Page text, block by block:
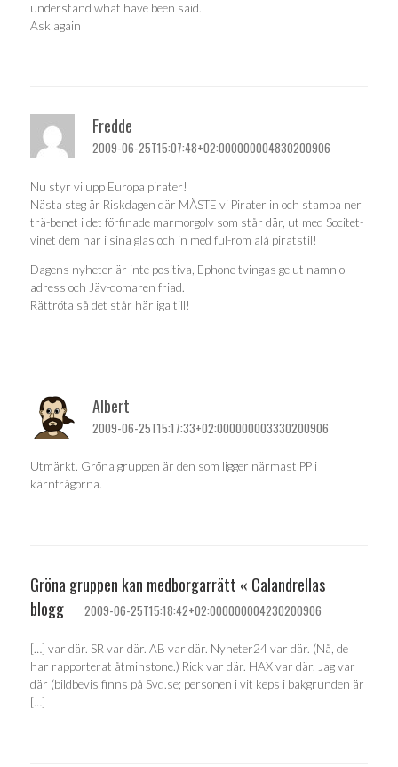
understand what have been said.
Ask again
Fredde
2009-06-25T15:07:48+02:000000004830200906
Nu styr vi upp Europa pirater!
Nästa steg är Riskdagen där MÅSTE vi Pirater in och stampa ner
trä-benet i det förfinade marmorgolv som står där, ut med Socitet-
vinet dem har i sina glas och in med ful-rom alá piratstil!
Dagens nyheter är inte positiva, Ephone tvingas ge ut namn o
adress och Jäv-domaren friad.
Rättröta så det står härliga till!
Albert
2009-06-25T15:17:33+02:000000003330200906
Utmärkt. Gröna gruppen är den som ligger närmast PP i
kärnfrågorna.
Gröna gruppen kan medborgarrätt « Calandrellas
blogg
2009-06-25T15:18:42+02:000000004230200906
[…] var där. SR var där. AB var där. Nyheter24 var där. (Nå, de
har rapporterat åtminstone.) Rick var där. HAX var där. Jag var
där (bildbevis finns på Svd.se; personen i vit keps i bakgrunden är
[…]